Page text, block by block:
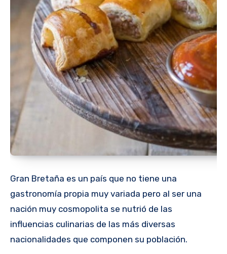
Gran Bretaña es un país que no tiene una
gastronomía propia muy variada pero al ser una
nación muy cosmopolita se nutrió de las
influencias culinarias de las más diversas
nacionalidades que componen su población.